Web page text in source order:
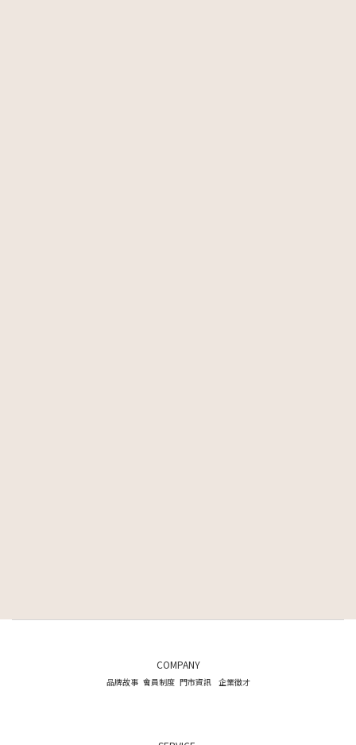
COMPANY
品牌故事 會員制度 門市資訊 企業徵才